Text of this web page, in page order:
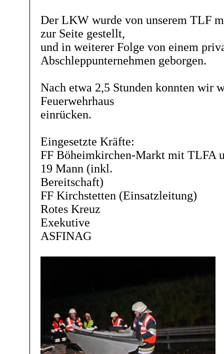
Der LKW wurde von unserem TLF
zur Seite gestellt,
und in weiterer Folge von einem
Abschleppunternehmen geborgen.
Nach etwa 2,5 Stunden konnten wir
Feuerwehrhaus
einrücken.
Eingesetzte Kräfte:
FF Böheimkirchen-Markt mit TLFA
19 Mann (inkl.
Bereitschaft)
FF Kirchstetten (Einsatzleitung)
Rotes Kreuz
Exekutive
ASFINAG